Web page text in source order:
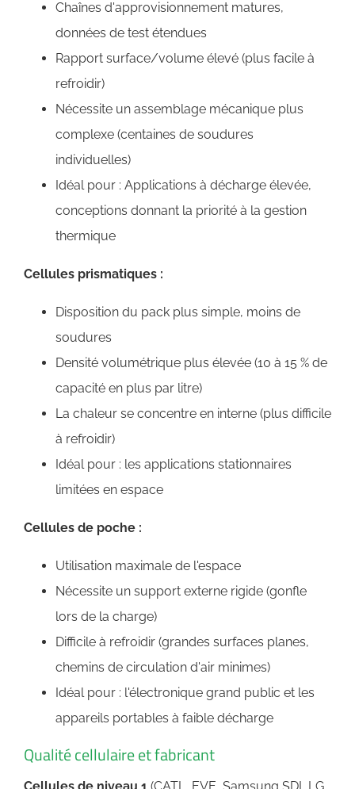
Chaînes d'approvisionnement matures,
données de test étendues
Rapport surface/volume élevé (plus facile à
refroidir)
Nécessite un assemblage mécanique plus
complexe (centaines de soudures
individuelles)
Idéal pour : Applications à décharge élevée,
conceptions donnant la priorité à la gestion
thermique
Cellules prismatiques :
Disposition du pack plus simple, moins de
soudures
Densité volumétrique plus élevée (10 à 15 % de
capacité en plus par litre)
La chaleur se concentre en interne (plus difficile
à refroidir)
Idéal pour : les applications stationnaires
limitées en espace
Cellules de poche :
Utilisation maximale de l'espace
Nécessite un support externe rigide (gonfle
lors de la charge)
Difficile à refroidir (grandes surfaces planes,
chemins de circulation d'air minimes)
Idéal pour : l'électronique grand public et les
appareils portables à faible décharge
Qualité cellulaire et fabricant